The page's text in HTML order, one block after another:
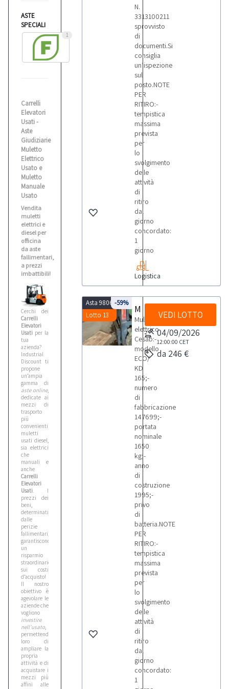
ASTE
SPECIALI
1
Carrelli
Elevatori
Usati -
Aste
Giudiziarie
Muletto
Elettrico
Usato e
Muletto
Manuale
Usato
Vendita
muletti
elettrici e
diesel per
officina
da aste
fallimentari,
a prezzi
imbattibili!
Cerchi dei
Carrelli
Elevatori
Usati per la
tua
azienda?
Industrial
Discount ti
propone
un’ampia
gamma di
aste online,
dedicate ai
mezzi di
trasporto
più
convenienti:
muletti
usati diesel,
sia elettrici
che
manuali e
anche
Carrelli
Elevatori
Usati. I
prezzi dei
beni,
determinati
dalle
perizie
fallimentari,
garantiscono
un
risparmio
straordinario
sui costi
d’acquisto!
Il nostro
obiettivo è
agevolare le
aziende che
vogliono
investire
nell’usato,
permettendo
loro di
ampliare la
propria
attività e di
acquistare i
mezzi più
affini alle
N.
3313100211
sprovvisto
di
documenti.Si
consiglia
un’ispezione
sul
posto.NOTE
PER
RITIRO:-
tempistica
massima
prevista
per
lo
svolgimento
delle
attività
di
ritiro
dal
giorno
concordato:
1
giorno
Logistica
Asta 9806
Lotto 13
-59%
Muletto
elettrico
Cesab:-
modello
ECO/
KD
165;-
numero
di
fabbricazione
147699;-
portata
nominale
1650
kg;-
anno
di
costruzione
1995;-
privo
di
batteria.NOTE
PER
RITIRO:-
tempistica
massima
prevista
per
lo
svolgimento
delle
attività
di
ritiro
dal
giorno
concordato:
1
VEDI LOTTO
04/09/2026
12:00:00 CET
da 246 €